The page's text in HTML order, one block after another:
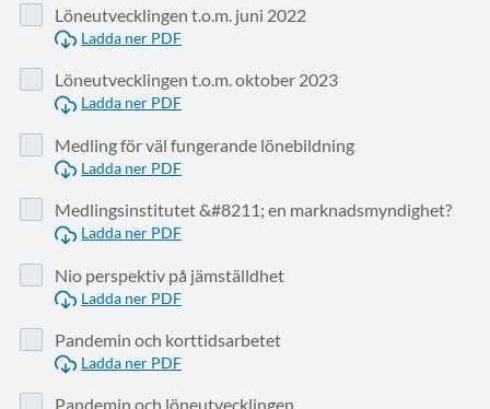
Löneutvecklingen t.o.m. juni 2022
Ladda ner PDF
Löneutvecklingen t.o.m. oktober 2023
Ladda ner PDF
Medling för väl fungerande lönebildning
Ladda ner PDF
Medlingsinstitutet &#8211; en marknadsmyndighet?
Ladda ner PDF
Nio perspektiv på jämställdhet
Ladda ner PDF
Pandemin och korttidsarbetet
Ladda ner PDF
Pandemin och löneutvecklingen